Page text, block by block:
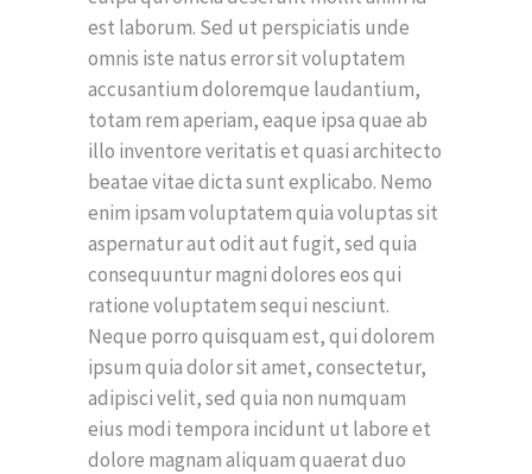
est laborum. Sed ut perspiciatis unde
omnis iste natus error sit voluptatem
accusantium doloremque laudantium,
totam rem aperiam, eaque ipsa quae ab
illo inventore veritatis et quasi architecto
beatae vitae dicta sunt explicabo. Nemo
enim ipsam voluptatem quia voluptas sit
aspernatur aut odit aut fugit, sed quia
consequuntur magni dolores eos qui
ratione voluptatem sequi nesciunt.
Neque porro quisquam est, qui dolorem
ipsum quia dolor sit amet, consectetur,
adipisci velit, sed quia non numquam
eius modi tempora incidunt ut labore et
dolore magnam aliquam quaerat duo